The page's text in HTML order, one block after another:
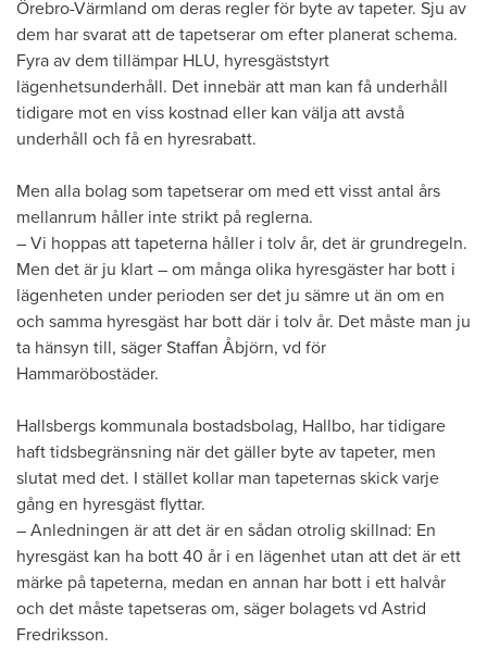
Örebro-Värmland om deras regler för byte av tapeter. Sju av
dem har svarat att de tapetserar om efter planerat schema.
Fyra av dem tillämpar HLU, hyresgäststyrt
lägenhetsunderhåll. Det innebär att man kan få underhåll
tidigare mot en viss kostnad eller kan välja att avstå
underhåll och få en hyresrabatt.
Men alla bolag som tapetserar om med ett visst antal års
mellanrum håller inte strikt på reglerna.
– Vi hoppas att tapeterna håller i tolv år, det är grundregeln.
Men det är ju klart – om många olika hyresgäster har bott i
lägenheten under perioden ser det ju sämre ut än om en
och samma hyresgäst har bott där i tolv år. Det måste man ju
ta hänsyn till, säger Staffan Åbjörn, vd för
Hammaröbostäder.
Hallsbergs kommunala bostadsbolag, Hallbo, har tidigare
haft tidsbegränsning när det gäller byte av tapeter, men
slutat med det. I stället kollar man tapeternas skick varje
gång en hyresgäst flyttar.
– Anledningen är att det är en sådan otrolig skillnad: En
hyresgäst kan ha bott 40 år i en lägenhet utan att det är ett
märke på tapeterna, medan en annan har bott i ett halvår
och det måste tapetseras om, säger bolagets vd Astrid
Fredriksson.